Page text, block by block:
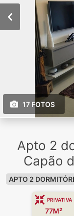
17 FOTOS
Apto 2
Capão
APTO 2
PRIVATIVA
77M²